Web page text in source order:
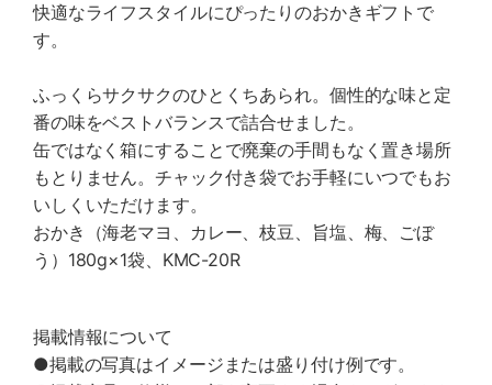
快適なライフスタイルにぴったりのおかきギフトで
す。
ふっくらサクサクのひとくちあられ。個性的な味と定
番の味をベストバランスで詰合せました。
缶ではなく箱にすることで廃棄の手間もなく置き場所
もとりません。チャック付き袋でお手軽にいつでもお
いしくいただけます。
おかき（海老マヨ、カレー、枝豆、旨塩、梅、ごぼ
う）180g×1袋、KMC-20R
掲載情報について
●掲載の写真はイメージまたは盛り付け例です。